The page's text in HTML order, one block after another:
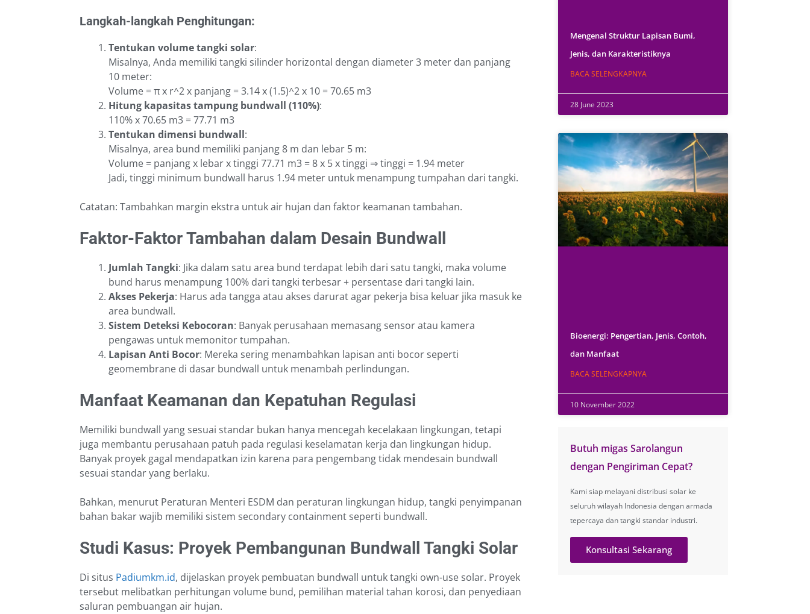
Langkah-langkah Penghitungan:
Tentukan volume tangki solar:
Misalnya, Anda memiliki tangki silinder horizontal dengan diameter 3 meter dan panjang
10 meter:
Volume = π x r^2 x panjang = 3.14 x (1.5)^2 x 10 = 70.65 m3
Hitung kapasitas tampung bundwall (110%):
110% x 70.65 m3 = 77.71 m3
Tentukan dimensi bundwall:
Misalnya, area bund memiliki panjang 8 m dan lebar 5 m:
Volume = panjang x lebar x tinggi 77.71 m3 = 8 x 5 x tinggi ⇒ tinggi = 1.94 meter
Jadi, tinggi minimum bundwall harus 1.94 meter untuk menampung tumpahan dari tangki.
Catatan: Tambahkan margin ekstra untuk air hujan dan faktor keamanan tambahan.
Faktor-Faktor Tambahan dalam Desain Bundwall
Jumlah Tangki: Jika dalam satu area bund terdapat lebih dari satu tangki, maka volume
bund harus menampung 100% dari tangki terbesar + persentase dari tangki lain.
Akses Pekerja: Harus ada tangga atau akses darurat agar pekerja bisa keluar jika masuk ke
area bundwall.
Sistem Deteksi Kebocoran: Banyak perusahaan memasang sensor atau kamera
pengawas untuk memonitor tumpahan.
Lapisan Anti Bocor: Mereka sering menambahkan lapisan anti bocor seperti
geomembrane di dasar bundwall untuk menambah perlindungan.
Manfaat Keamanan dan Kepatuhan Regulasi
Memiliki bundwall yang sesuai standar bukan hanya mencegah kecelakaan lingkungan, tetapi
juga membantu perusahaan patuh pada regulasi keselamatan kerja dan lingkungan hidup.
Banyak proyek gagal mendapatkan izin karena para pengembang tidak mendesain bundwall
sesuai standar yang berlaku.
Bahkan, menurut Peraturan Menteri ESDM dan peraturan lingkungan hidup, tangki penyimpanan
bahan bakar wajib memiliki sistem secondary containment seperti bundwall.
Studi Kasus: Proyek Pembangunan Bundwall Tangki Solar
Di situs Padiumkm.id, dijelaskan proyek pembuatan bundwall untuk tangki own-use solar. Proyek
tersebut melibatkan perhitungan volume bund, pemilihan material tahan korosi, dan penyediaan
saluran pembuangan air hujan.
Mengenal Struktur Lapisan Bumi,
Jenis, dan Karakteristiknya
BACA SELENGKAPNYA
28 June 2023
Bioenergi: Pengertian, Jenis, Contoh,
dan Manfaat
BACA SELENGKAPNYA
10 November 2022
Butuh migas Sarolangun
dengan Pengiriman Cepat?
Kami siap melayani distribusi solar ke
seluruh wilayah Indonesia dengan armada
tepercaya dan tangki standar industri.
Konsultasi Sekarang